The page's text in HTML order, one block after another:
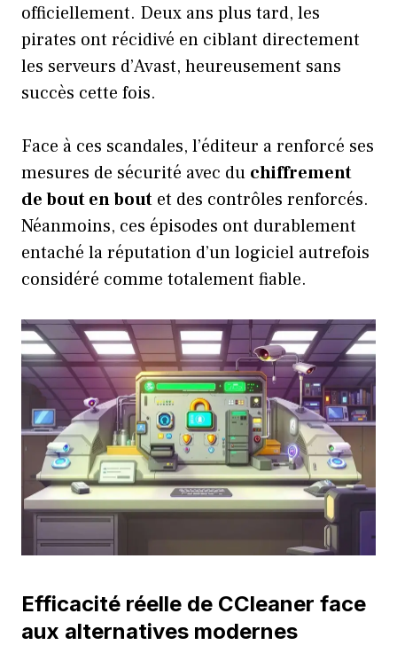
officiellement. Deux ans plus tard, les
pirates ont récidivé en ciblant directement
les serveurs d’Avast, heureusement sans
succès cette fois.
Face à ces scandales, l’éditeur a renforcé ses
mesures de sécurité avec du chiffrement
de bout en bout et des contrôles renforcés.
Néanmoins, ces épisodes ont durablement
entaché la réputation d’un logiciel autrefois
considéré comme totalement fiable.
Efficacité réelle de CCleaner face
aux alternatives modernes